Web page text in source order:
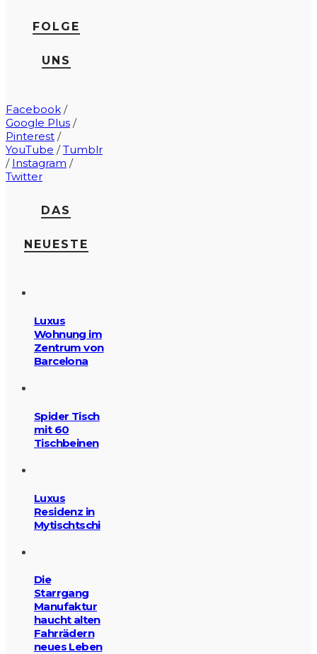
FOLGE
UNS
Facebook /
Google Plus /
Pinterest /
YouTube /Tumblr
/ Instagram /
Twitter
DAS
NEUESTE
Luxus
Wohnung im
Zentrum von
Barcelona
Spider Tisch
mit 60
Tischbeinen
Luxus
Residenz in
Mytischtschi
Die
Starrgang
Manufaktur
haucht alten
Fahrrädern
neues Leben